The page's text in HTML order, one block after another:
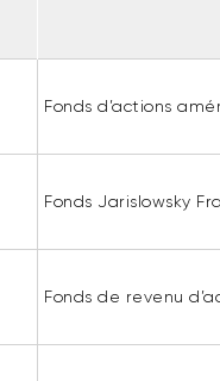
Fonds d’actions
Fonds Jarislowsky
Fonds de revenu